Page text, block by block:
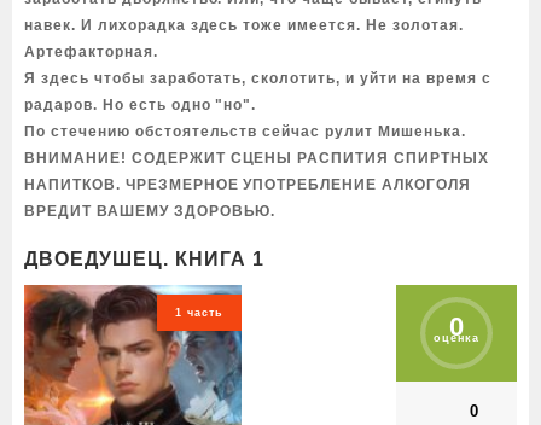
навек. И лихорадка здесь тоже имеется. Не золотая.
Артефакторная.
Я здесь чтобы заработать, сколотить, и уйти на время с
радаров. Но есть одно "но".
По стечению обстоятельств сейчас рулит Мишенька.
ВНИМАНИЕ! СОДЕРЖИТ СЦЕНЫ РАСПИТИЯ СПИРТНЫХ
НАПИТКОВ. ЧРЕЗМЕРНОЕ УПОТРЕБЛЕНИЕ АЛКОГОЛЯ
ВРЕДИТ ВАШЕМУ ЗДОРОВЬЮ.
ДВОЕДУШЕЦ. КНИГА 1
1 часть 0
оценка
0